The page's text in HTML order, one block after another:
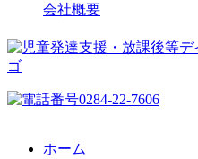
会社概要
ホーム